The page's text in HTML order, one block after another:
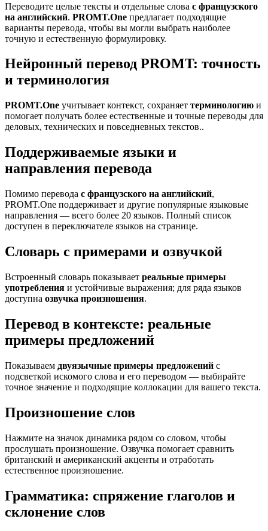
Переводите целые тексты и отдельные слова с французского
на английский. PROMT.One предлагает подходящие
варианты перевода, чтобы вы могли выбрать наиболее
точную и естественную формулировку.
Нейронный перевод PROMT: точность
и терминология
PROMT.One учитывает контекст, сохраняет терминологию и
помогает получать более естественные и точные переводы для
деловых, технических и повседневных текстов..
Поддерживаемые языки и
направления перевода
Помимо перевода с французского на английский,
PROMT.One поддерживает и другие популярные языковые
направления — всего более 20 языков. Полный список
доступен в переключателе языков на странице.
Словарь с примерами и озвучкой
Встроенный словарь показывает реальные примеры
употребления и устойчивые выражения; для ряда языков
доступна озвучка произношения.
Перевод в контексте: реальные
примеры предложений
Показываем двуязычные примеры предложений с
подсветкой искомого слова и его переводом — выбирайте
точное значение и подходящие коллокации для вашего текста.
Произношение слов
Нажмите на значок динамика рядом со словом, чтобы
прослушать произношение. Озвучка помогает сравнить
британский и американский акценты и отработать
естественное произношение.
Грамматика: спряжение глаголов и
склонение слов